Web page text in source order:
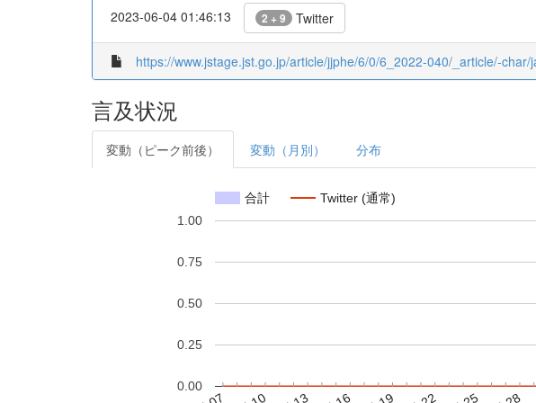
2023-06-04 01:46:13 2 + 9 Twitter
https://www.jstage.jst.go.jp/article/jjphe/6/0/6_2022-040/_article/-char/
言及状況
変動（ピーク前後） 変動（月別） 分布
合計 Twitter (通常)
0.00
0.25
0.50
0.75
1.00